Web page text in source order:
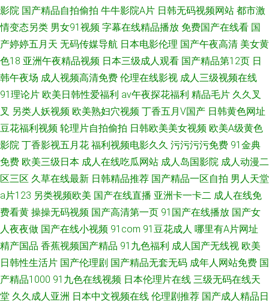
影院 国产精品自拍偷拍 牛牛影院A片 日韩无码视频网站 都市激
情变态另类 男女91视频 字幕在线精品播放 免费国产在线看 国
产婷婷五月天 无码传媒导航 日本电影伦理 国产午夜高清 美女黄
色18 亚洲午夜精品视频 日本三级成人观看 国产精品第12页 日
韩午夜场 成人视频高清免费 伦理在线影视 成人三级视频在线
91理论片 欧美日韩性爱福利 av午夜探花福利 精品毛片 久久叉
叉 另类人妖视频 欧美熟妇穴视频 丁香五月V国产 日韩黄色网址
豆花福利视频 轮理片自拍偷拍 日韩欧美美女视频 欧美A级黄色
影院 丁香影视五月花 福利视频电影久久 污污污污免费 91金典
免费 欧美三级日本 成人在线吃瓜网站 成人岛国影院 成人动漫二
区三区 久草在线最新 日韩精品推荐 国产精品一区自拍 男人天堂
a片123 另类视频欧美 国产在线直播 亚洲卡一卡二 成人在线免
费看黄 操操无码视频 国产高清第一页 91国产在线播放 国产女
人夜夜做 国产在线小视频 91com 91豆花成人 哪里有A片网址
精产国品 香蕉视频国产精品 91九色福利 成人国产无线视 欧美
日韩性生活片 国产伦理剧 国产精品无套无码 成年人网站免费 国
产精品1000 91九色在线视频 日本伦理片在线 三级无码在线天
堂 久久成人亚洲 日本中文视频在线 伦理剧推荐 国产成人精品日